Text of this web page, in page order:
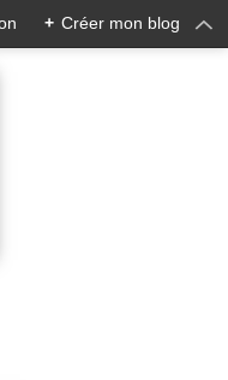
+ Créer mon blog